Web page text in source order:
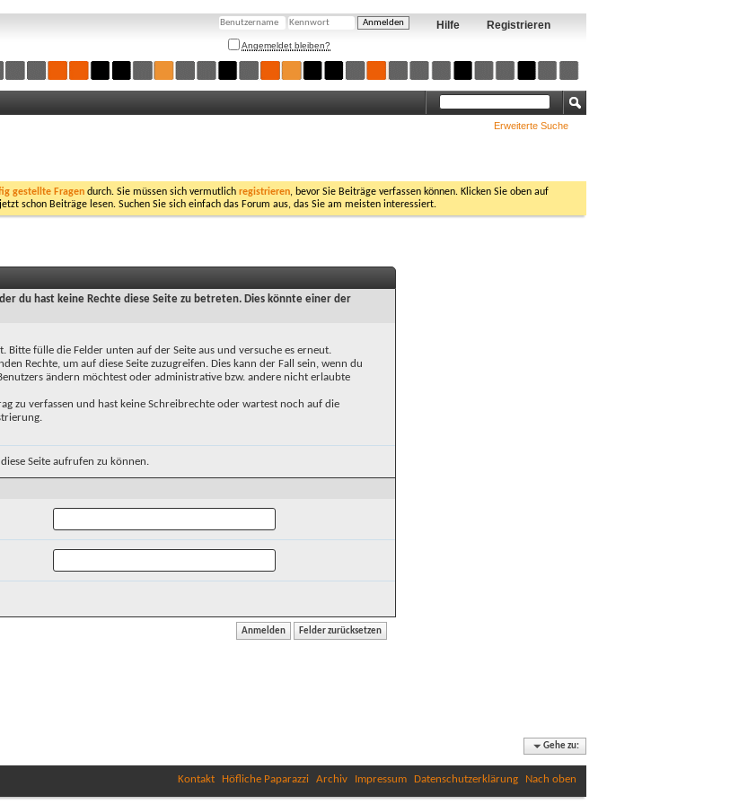
Registrieren
Hilfe
Angemeldet bleiben?
Erweiterte Suche
gestellte Fragen durch. Sie müssen sich vermutlich registrieren, bevor Sie Beiträge verfassen können. Klicken Sie oben auf
schon Beiträge lesen. Suchen Sie sich einfach das Forum aus, das Sie am meisten interessiert.
du hast keine Rechte diese Seite zu betreten. Dies könnte einer der
Bitte fülle die Felder unten auf der Seite aus und versuche es erneut.
Rechte, um auf diese Seite zuzugreifen. Dies kann der Fall sein, wenn du
ändern möchtest oder administrative bzw. andere nicht erlaubte
zu verfassen und hast keine Schreibrechte oder wartest noch auf die
Seite aufrufen zu können.
Gehe zu:
Kontakt Höfliche Paparazzi Archiv Impressum Datenschutzerklärung Nach oben